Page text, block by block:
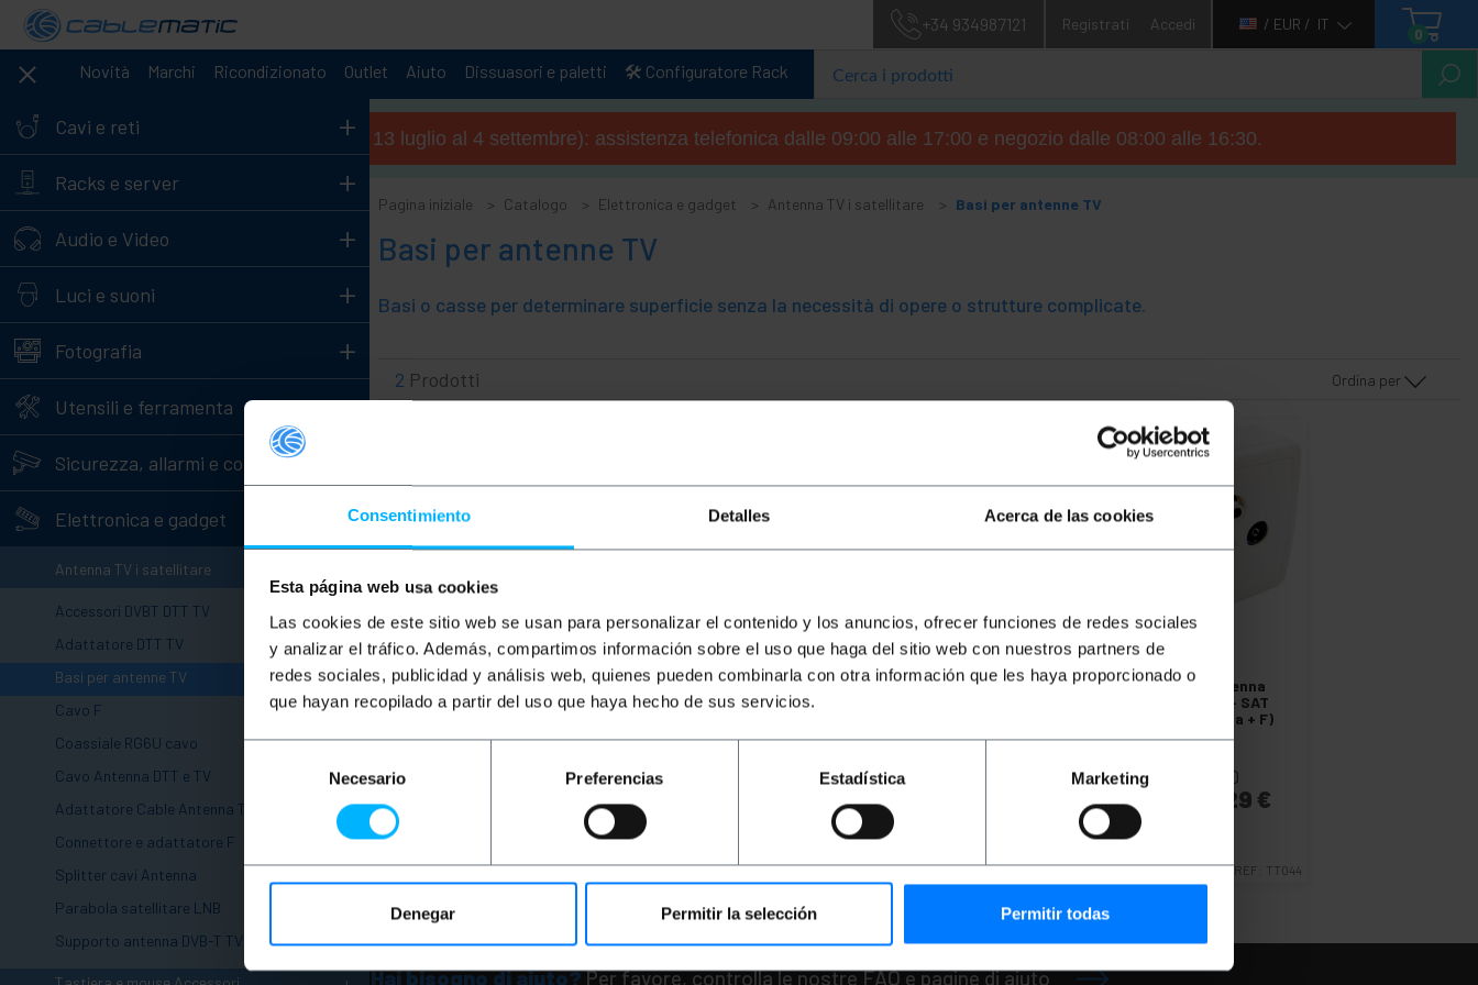
Consentimiento Detalles Acerca de las cookies
Esta página web usa cookies
Las cookies de este sitio web se usan para personalizar el contenido y los anuncios, ofrecer funciones de redes sociales
y analizar el tráfico. Además, compartimos información sobre el uso que haga del sitio web con nuestros partners de
redes sociales, publicidad y análisis web, quienes pueden combinarla con otra información que les haya proporcionado o
que hayan recopilado a partir del uso que haya hecho de sus servicios.
consentimiento
Necesario Preferencias Estadística Marketing
Denegar Permitir la selección Permitir todas
+34 934987121 Registrati Accedi / EUR / IT
0
Novità Marchi Ricondizionato Outlet Aiuto Dissuasori e paletti 🛠️ Configuratore Rack
Cavi e reti +
Racks e server +
Audio e Video +
Luci e suoni +
Fotografia +
Utensili e ferramenta +
Sicurezza, allarmi e controllo
Elettronica e gadget -
Antenna TV i satellitare
Accessori DVBT DTT TV
Adattatore DTT TV
Basi per antenne TV
Cavo F
Coassiale RG6U cavo
Cavo Antenna DTT e TV
Adattatore Cable Antenna TV
Connettore e adattatore F
Splitter cavi Antenna
Parabola satellitare LNB
Supporto antenna DVB-T TV
Orario estivo (dal 13 luglio al 4 settembre): assistenza telefonica dalle 09:00 alle 17:00 e negozio dalle 08:00 alle 16:30.
Pagina iniziale Catalogo Elettronica e gadget Antenna TV i satellitare Basi per antenne TV
Basi per antenne TV
Basi o casse per determinare superficie senza la necessità di opere o strutture complicate.
2 Prodotti Ordina per
BEMATIKBase Antenna TV
coassiale + FM (maschio +
PVP
€
IVA inc.
PVD
Consegna immediataREF: TT043
BEMATIKBase Antenna
coassiale TV + FM + SAT
(maschio + femmina + F)
PVP
4,21
4,21 IVA inc.
PVD
3,29 €
Consegna immediataREF: TT044
Hai bisogno di aiuto?Per favore, controlla le nostre FAQ e pagine di aiuto